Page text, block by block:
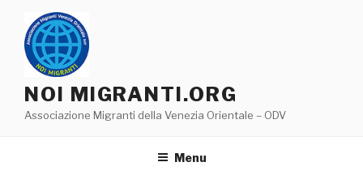
contenuto
NOI MIGRANTI.ORG
Associazione Migranti della Venezia Orientale – ODV
Menu